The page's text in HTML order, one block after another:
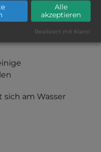
ruhig
am Wasser
Alle
akzeptieren
Realisiert mit Klaro!